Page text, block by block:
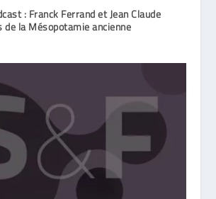
: Franck Ferrand et Jean Claude
de la Mésopotamie ancienne